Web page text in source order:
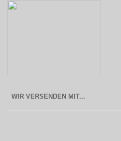
WIR VERSENDEN MIT...